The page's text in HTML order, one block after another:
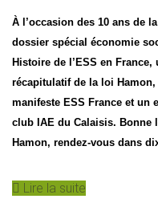
À l’occasion des 10 ans de
dossier spécial économie
Histoire de l’ESS en
récapitulatif de la loi
manifeste ESS France et un
club IAE du Calaisis. Bonne
Hamon, rendez-vous dans
Lire la suite